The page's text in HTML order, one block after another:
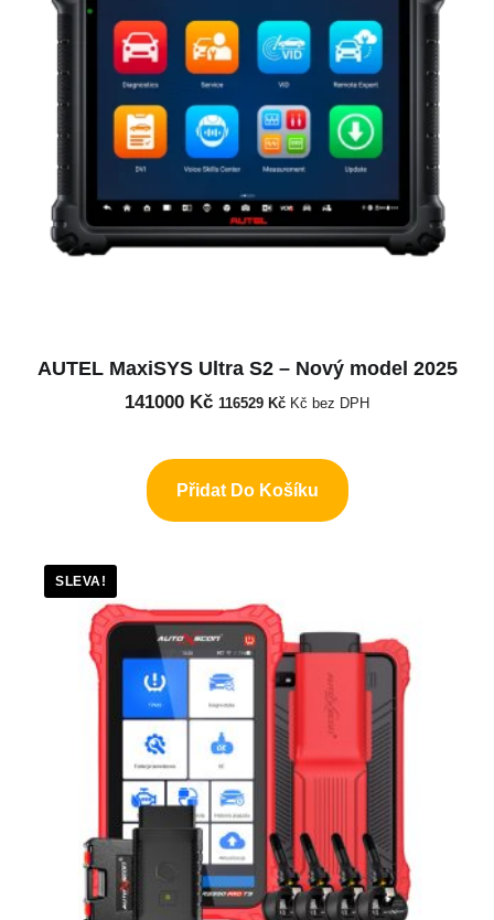
AUTEL MaxiSYS Ultra S2 – Nový model 2025
141000 Kč 116529 Kč Kč bez DPH
Přidat Do Košíku
SLEVA!